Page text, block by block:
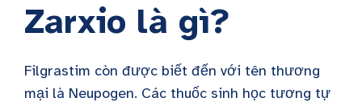
Zarxio là gì?
Filgrastim còn được biết đến với tên thương
mại là Neupogen. Các thuốc sinh học tương tự